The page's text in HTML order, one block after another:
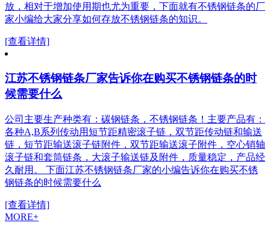
放，相对于增加使用期也尤为重要，下面就有不锈钢链条的厂
家小编给大家分享如何存放不锈钢链条的知识。
[查看详情]
江苏不锈钢链条厂家告诉你在购买不锈钢链条的时
候需要什么
公司主要生产种类有：碳钢链条，不锈钢链条！主要产品有：
各种A,B系列传动用短节距精密滚子链，双节距传动链和输送
链，短节距输送滚子链附件，双节距输送滚子附件，空心销轴
滚子链和套筒链条，大滚子输送链及附件，质量稳定，产品经
久耐用。 下面江苏不锈钢链条厂家的小编告诉你在购买不锈
钢链条的时候需要什么
[查看详情]
MORE+